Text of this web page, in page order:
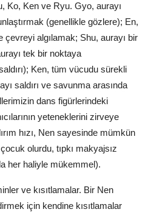
Ko, Ken ve Ryu. Gyo, aurayı
(genellikle gözlere); En,
algılamak; Shu, aurayı bir
tek bir noktaya
Ken, tüm vücudu sürekli
saldırı ve savunma arasında
dans figürlerindeki
yeteneklerini zirveye
hızı, Nen sayesinde mümkün
olurdu, tıpkı makyajsız
her haliyle mükemmel).
ve kısıtlamalar. Bir Nen
için kendine kısıtlamalar